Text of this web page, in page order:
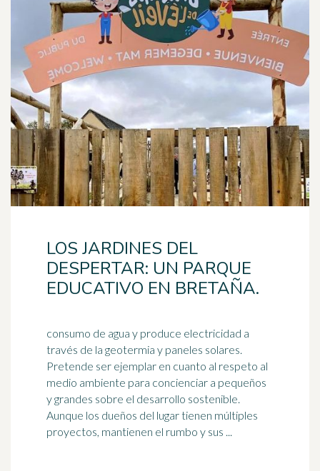
LOS JARDINES DEL
DESPERTAR: UN PARQUE
EDUCATIVO EN BRETAÑA.
consumo de agua y produce electricidad a
través de la geotermia y paneles solares.
Pretende ser ejemplar en cuanto al respeto al
medio ambiente para concienciar a pequeños
y grandes sobre el desarrollo sostenible.
Aunque los dueños del lugar tienen múltiples
proyectos, mantienen el rumbo y sus ...